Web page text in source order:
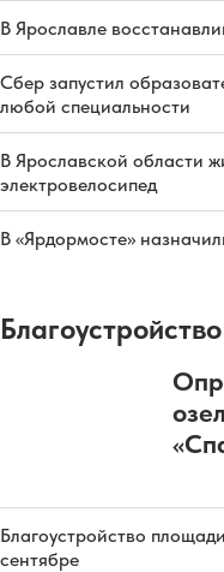
В Ярославле
Сбер запустил
любой специальности
В Ярославской области
электровелосипед
В «Ярдормосте»
Благоустройство
Благоустройство
сентябре